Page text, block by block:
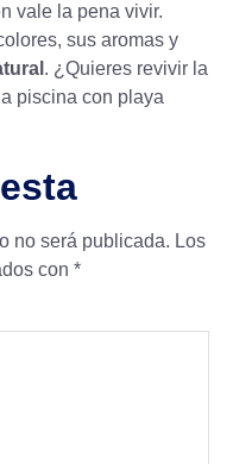
vale la pena vivir.
sus aromas y
. ¿Quieres revivir la
piscina con playa
no será publicada. Los
con *